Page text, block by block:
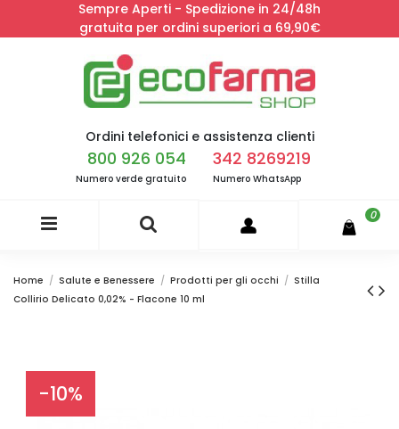
Sempre Aperti - Spedizione in 24/48h
gratuita per ordini superiori a 69,90€
Ordini telefonici e assistenza clienti
800 926 054
Numero verde gratuito
342 8269219
Numero WhatsApp
0
Home Salute e Benessere Prodotti per gli occhi
Stilla
Collirio Delicato 0,02% - Flacone 10 ml
-10%